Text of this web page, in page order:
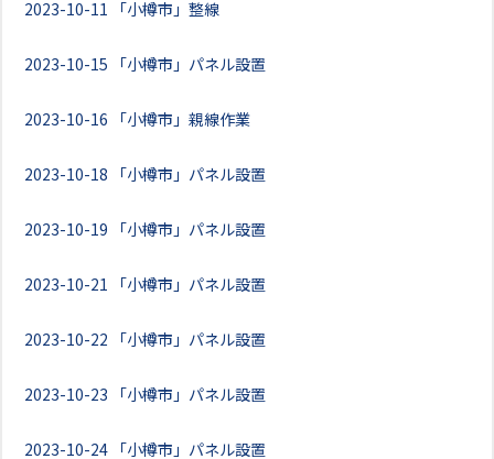
2023-10-11 「小樽市」整線
2023-10-15 「小樽市」パネル設置
2023-10-16 「小樽市」親線作業
2023-10-18 「小樽市」パネル設置
2023-10-19 「小樽市」パネル設置
2023-10-21 「小樽市」パネル設置
2023-10-22 「小樽市」パネル設置
2023-10-23 「小樽市」パネル設置
2023-10-24 「小樽市」パネル設置